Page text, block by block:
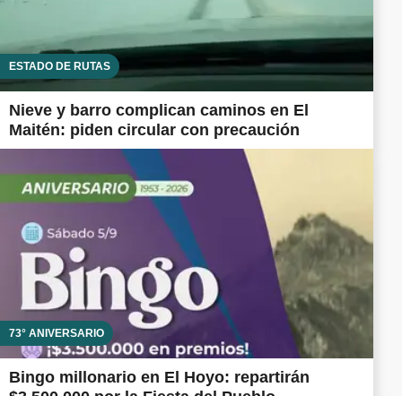
ESTADO DE RUTAS
Nieve y barro complican caminos en El
Maitén: piden circular con precaución
73° ANIVERSARIO
Bingo millonario en El Hoyo: repartirán